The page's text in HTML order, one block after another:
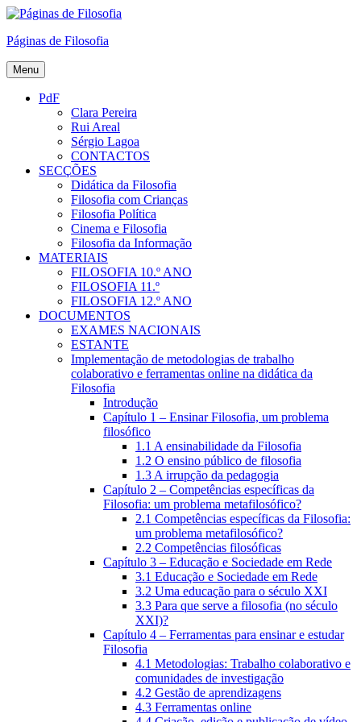
Skip
content
Páginas de Filosofia
Menu
PdF
Clara Pereira
Rui Areal
Sérgio Lagoa
CONTACTOS
SECÇÕES
Didática da Filosofia
Filosofia com Crianças
Filosofia Política
Cinema e Filosofia
Filosofia da Informação
MATERIAIS
FILOSOFIA 10.º ANO
FILOSOFIA 11.º
FILOSOFIA 12.º ANO
DOCUMENTOS
EXAMES NACIONAIS
ESTANTE
Implementação de metodologias de trabalho
colaborativo e ferramentas online na didática da
Filosofia
Introdução
Capítulo 1 – Ensinar Filosofia, um problema
filosófico
1.1 A ensinabilidade da Filosofia
1.2 O ensino público de filosofia
1.3 A irrupção da pedagogia
Capítulo 2 – Competências específicas da
Filosofia: um problema metafilosófico?
2.1 Competências específicas da Filosofia:
um problema metafilosófico?
2.2 Competências filosóficas
Capítulo 3 – Educação e Sociedade em Rede
3.1 Educação e Sociedade em Rede
3.2 Uma educação para o século XXI
3.3 Para que serve a filosofia (no século
XXI)?
Capítulo 4 – Ferramentas para ensinar e estudar
Filosofia
4.1 Metodologias: Trabalho colaborativo e
comunidades de investigação
4.2 Gestão de aprendizagens
4.3 Ferramentas online